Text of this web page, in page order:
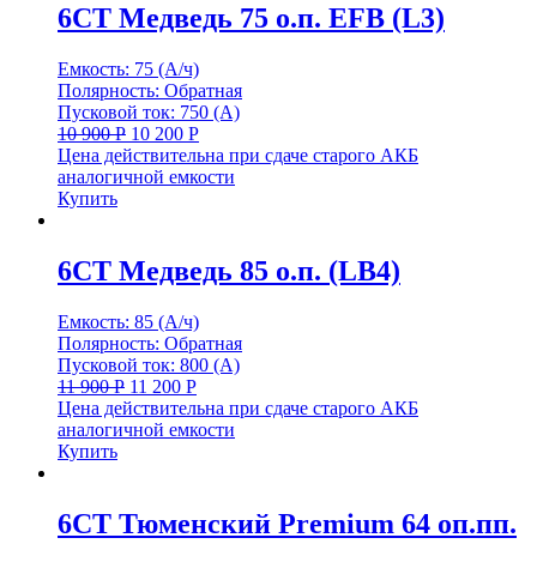
6СТ Медведь 75 о.п. EFB (L3)
Емкость: 75 (А/ч)
Полярность: Обратная
Пусковой ток: 750 (А)
10 900Р 10 200 Р
Цена действительна при сдаче старого АКБ
аналогичной емкости
Купить
6СТ Медведь 85 о.п. (LB4)
Емкость: 85 (А/ч)
Полярность: Обратная
Пусковой ток: 800 (А)
11 900Р 11 200 Р
Цена действительна при сдаче старого АКБ
аналогичной емкости
Купить
6СТ Тюменский Premium 64 оп.пп.